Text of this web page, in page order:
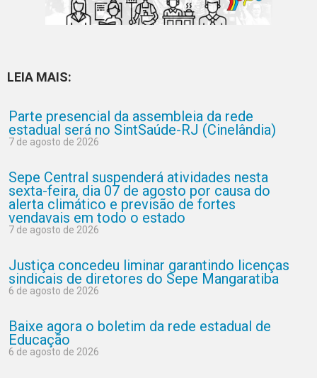
LEIA MAIS:
Parte presencial da assembleia da rede
estadual será no SintSaúde-RJ (Cinelândia)
7 de agosto de 2026
Sepe Central suspenderá atividades nesta
sexta-feira, dia 07 de agosto por causa do
alerta climático e previsão de fortes
vendavais em todo o estado
7 de agosto de 2026
Justiça concedeu liminar garantindo licenças
sindicais de diretores do Sepe Mangaratiba
6 de agosto de 2026
Baixe agora o boletim da rede estadual de
Educação
6 de agosto de 2026